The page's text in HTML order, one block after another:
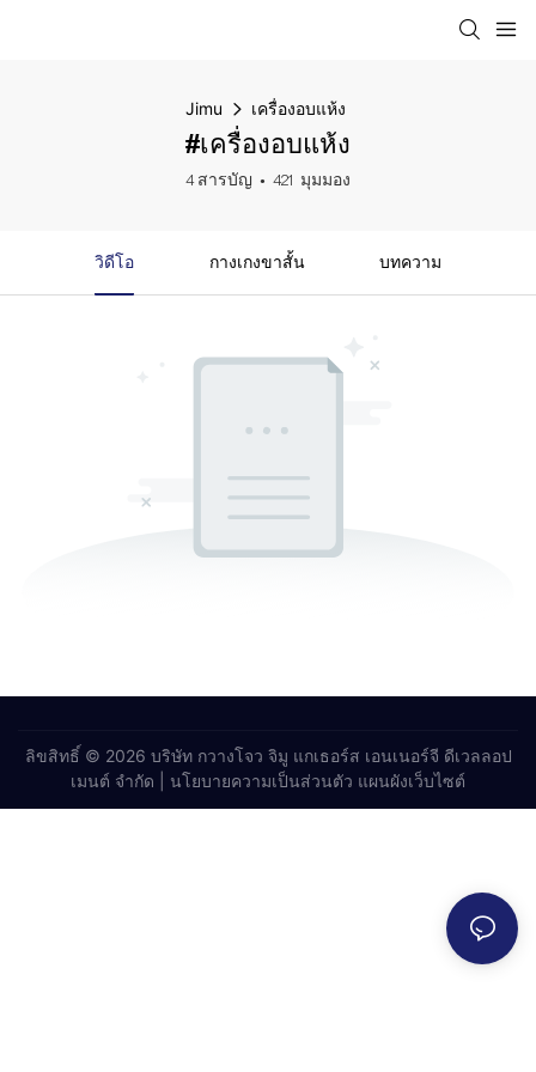
Jimu เครื่องอบแห้ง
#เครื่องอบแห้ง
4 สารบัญ 421 มุมมอง
วิดีโอ กางเกงขาสั้น บทความ
ลิขสิทธิ์ © 2026 บริษัท กวางโจว จิมู แกเธอร์ส เอนเนอร์จี ดีเวลลอป
เมนต์ จำกัด |
นโยบายความเป็นส่วนตัว แผนผังเว็บไซต์